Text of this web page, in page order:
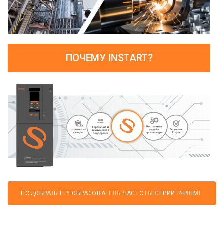
ПОЧЕМУ INSTART?
ПОДОБРАТЬ ПРЕОБРАЗОВАТЕЛЬ ЧАСТОТЫ СЕРИИ INPRIME